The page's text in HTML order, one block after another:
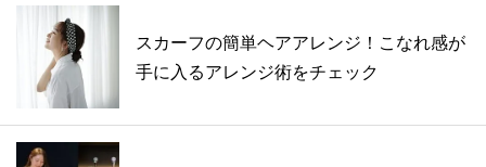
スカーフの簡単ヘアアレンジ！こなれ感が
手に入るアレンジ術をチェック